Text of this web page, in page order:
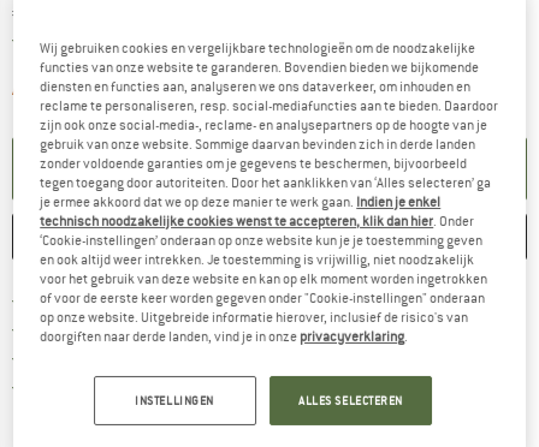
Prijs:
€
Gratis verzending(NL)Nederland. Informatie over de
Artikel momenteel helaas uitverkocht.De link wordt geopend in een
KENNISGEVING AANMAKEN
ONTHOUDEN VERGELIJKEN
Gratis verzending vanaf € 69 (NL)Vind hier de
100 dagen bedenktijdVind de betalingsinformatie hier!
Alle artikelen in voorraad
Wij gebruiken cookies en vergelijkbare technologieën om de noodzakelijke
functies van onze website te garanderen. Bovendien bieden we bijkomende
diensten en functies aan, analyseren we ons dataverkeer, om inhouden en
reclame te personaliseren, resp. social-mediafuncties aan te bieden. Daardoor
zijn ook onze social-media-, reclame- en analysepartners op de hoogte van je
gebruik van onze website. Sommige daarvan bevinden zich in derde landen
zonder voldoende garanties om je gegevens te beschermen, bijvoorbeeld
tegen toegang door autoriteiten. Door het aanklikken van ‘Alles selecteren’ ga
je ermee akkoord dat we op deze manier te werk gaan. Indien je enkel
technisch noodzakelijke cookies wenst te accepteren, klik dan hier. Onder
‘Cookie-instellingen’ onderaan op onze website kun je je toestemming geven
en ook altijd weer intrekken. Je toestemming is vrijwillig, niet noodzakelijk
voor het gebruik van deze website en kan op elk moment worden ingetrokken
of voor de eerste keer worden gegeven onder "Cookie-instellingen" onderaan
op onze website. Uitgebreide informatie hierover, inclusief de risico's van
doorgiften naar derde landen, vind je in onze privacyverklaring.
INSTELLINGEN ALLES SELECTEREN